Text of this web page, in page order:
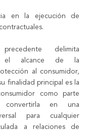
en la ejecución de
delimita
el alcance de la
al consumidor,
finalidad principal es la
como parte
convertirla en una
para cualquier
a relaciones de